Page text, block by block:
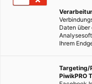
Daten
Ihrem
Targeting/
PiwikPRO